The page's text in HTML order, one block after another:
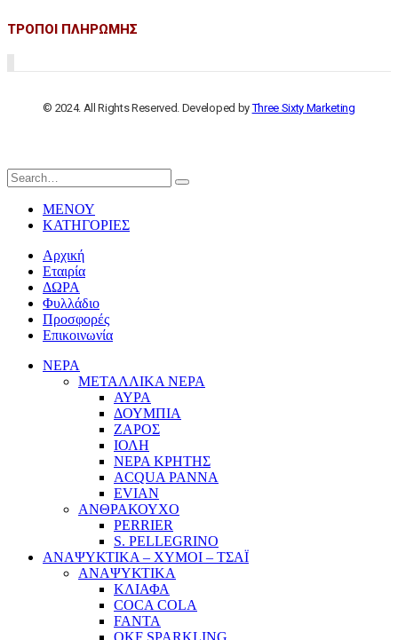
ΤΡΟΠΟΙ ΠΛΗΡΩΜΗΣ
© 2024. All Rights Reserved. Developed byThree Sixty Marketing
ΜΕΝΟΥ
ΚΑΤΗΓΟΡΙΕΣ
Αρχική
Εταιρία
ΔΩΡΑ
Φυλλάδιο
Προσφορές
Επικοινωνία
ΝΕΡΑ
ΜΕΤΑΛΛΙΚΑ ΝΕΡΑ
ΑΥΡΑ
ΔΟΥΜΠΙΑ
ΖΑΡΟΣ
ΙΟΛΗ
ΝΕΡΑ ΚΡΗΤΗΣ
ACQUA PANNA
EVIAN
ΑΝΘΡΑΚΟΥΧΟ
PERRIER
S. PELLEGRINO
ΑΝΑΨΥΚΤΙΚΑ – ΧΥΜΟΙ – ΤΣΑΪ
ΑΝΑΨΥΚΤΙΚΑ
ΚΛΙΑΦΑ
COCA COLA
FANTA